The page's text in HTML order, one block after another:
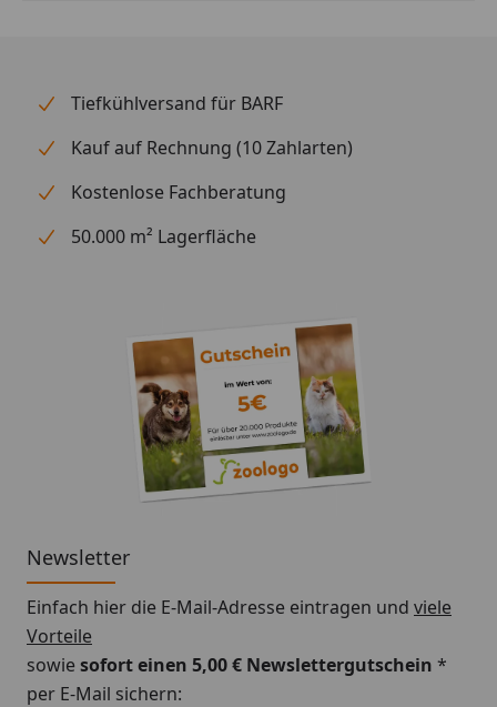
Tiefkühlversand für BARF
Kauf auf Rechnung (10 Zahlarten)
Kostenlose Fachberatung
50.000 m² Lagerfläche
Newsletter
Einfach hier die E-Mail-Adresse eintragen und viele
Vorteile
sowiesofort einen 5,00 € Newslettergutschein *
per E-Mail sichern: